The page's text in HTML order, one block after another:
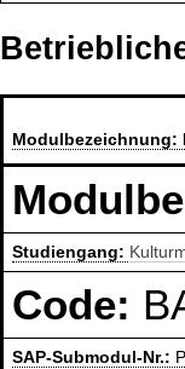
Modulbezeichnung:
Studiengang:
Code:
SAP-Submodul-Nr.: